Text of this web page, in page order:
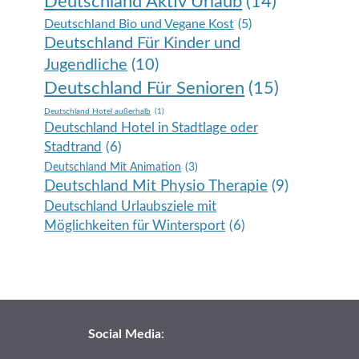
Deutschland Bio und Vegane Kost (5)
Deutschland Für Kinder und
Jugendliche (10)
Deutschland Für Senioren (15)
Deutschland Hotel außerhalb (1)
Deutschland Hotel in Stadtlage oder
Stadtrand (6)
Deutschland Mit Animation (3)
Deutschland Mit Physio Therapie (9)
Deutschland Urlaubsziele mit
Möglichkeiten für Wintersport (6)
Social Media: